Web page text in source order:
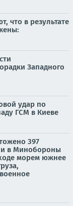
что в результате
Западного
удар по
ГСМ в Киеве
397
в Минобороны
морем южнее